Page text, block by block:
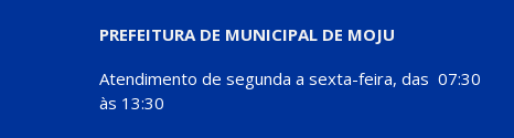
PREFEITURA DE MUNICIPAL DE MOJU
Atendimento de segunda a sexta-feira, das 07:30
às 13:30